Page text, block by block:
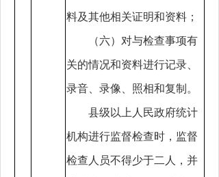
料及其他相关证明和资料；
（六）对与检查事项有
关的情况和资料进行记录、
录音、录像、照相和复制。
县级以上人民政府统计
机构进行监督检查时，监督
检查人员不得少于二人，并